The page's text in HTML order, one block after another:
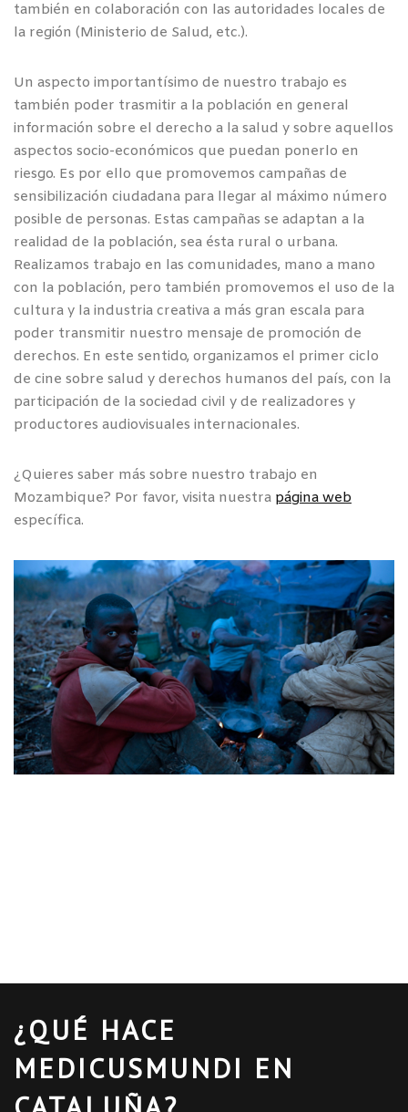
también en colaboración con las autoridades locales de
la región (Ministerio de Salud, etc.).
Un aspecto importantísimo de nuestro trabajo es
también poder trasmitir a la población en general
información sobre el derecho a la salud y sobre aquellos
aspectos socio-económicos que puedan ponerlo en
riesgo. Es por ello que promovemos campañas de
sensibilización ciudadana para llegar al máximo número
posible de personas. Estas campañas se adaptan a la
realidad de la población, sea ésta rural o urbana.
Realizamos trabajo en las comunidades, mano a mano
con la población, pero también promovemos el uso de la
cultura y la industria creativa a más gran escala para
poder transmitir nuestro mensaje de promoción de
derechos. En este sentido, organizamos el primer ciclo
de cine sobre salud y derechos humanos del país, con la
participación de la sociedad civil y de realizadores y
productores audiovisuales internacionales.
¿Quieres saber más sobre nuestro trabajo en
Mozambique? Por favor, visita nuestra página web
específica.
¿QUÉ HACE
MEDICUSMUNDI EN